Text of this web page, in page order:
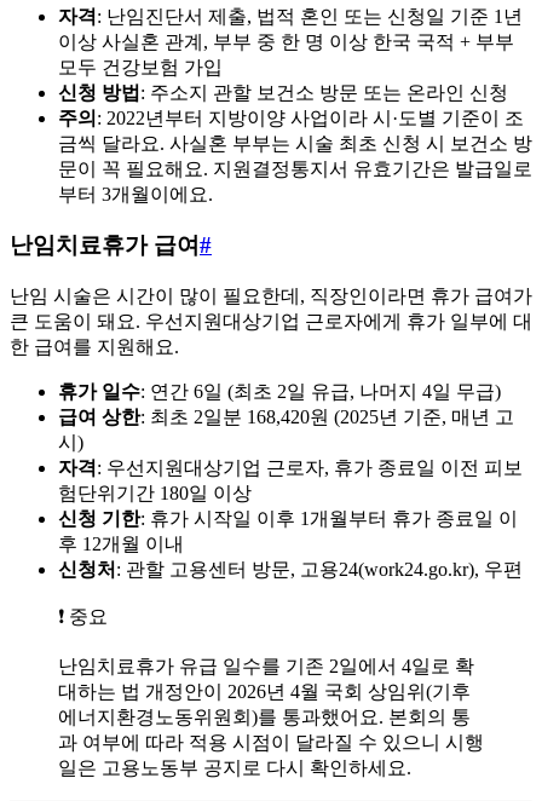
자격: 난임진단서 제출, 법적 혼인 또는 신청일 기준 1년
이상 사실혼 관계, 부부 중 한 명 이상 한국 국적 + 부부
모두 건강보험 가입
신청 방법 : 주소지 관할 보건소 방문 또는 온라인 신청
주의 : 2022년부터 지방이양 사업이라 시·도별 기준이 조
금씩 달라요. 사실혼 부부는 시술 최초 신청 시 보건소 방
문이 꼭 필요해요. 지원결정통지서 유효기간은 발급일로
부터 3개월이에요.
난임치료휴가 급여#
난임 시술은 시간이 많이 필요한데, 직장인이라면 휴가 급여가
큰 도움이 돼요. 우선지원대상기업 근로자에게 휴가 일부에 대
한 급여를 지원해요.
휴가 일수: 연간 6일 (최초 2일 유급, 나머지 4일 무급)
급여 상한: 최초 2일분 168,420원 (2025년 기준, 매년 고
시)
자격: 우선지원대상기업 근로자, 휴가 종료일 이전 피보
험단위기간 180일 이상
신청 기한: 휴가 시작일 이후 1개월부터 휴가 종료일 이
후 12개월 이내
신청처 : 관할 고용센터 방문, 고용24(work24.go.kr), 우편
❗ 중요
난임치료휴가 유급 일수를 기존 2일에서 4일로 확
대하는 법 개정안이 2026년 4월 국회 상임위(기후
에너지환경노동위원회)를 통과했어요. 본회의 통
과 여부에 따라 적용 시점이 달라질 수 있으니 시행
일은 고용노동부 공지로 다시 확인하세요.